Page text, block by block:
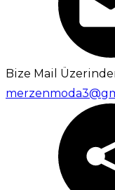
Bize Mail